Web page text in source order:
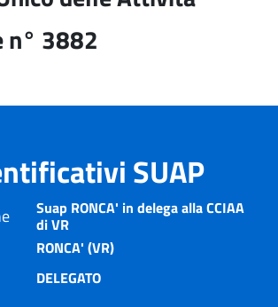
n° 3882
SUAP
Suap RONCA' in delega alla CCIAA
di VR
RONCA' (VR)
DELEGATO